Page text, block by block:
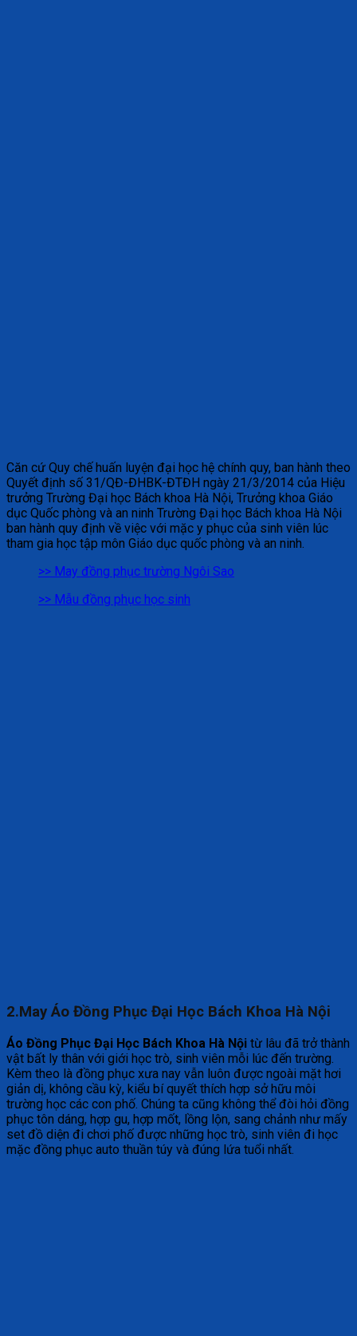
Căn cứ Quy chế huấn luyện đại học hệ chính quy, ban hành theo
Quyết định số 31/QĐ-ĐHBK-ĐTĐH ngày 21/3/2014 của Hiệu
trưởng Trường Đại học Bách khoa Hà Nội, Trưởng khoa Giáo
dục Quốc phòng và an ninh Trường Đại học Bách khoa Hà Nội
ban hành quy định về việc với mặc y phục của sinh viên lúc
tham gia học tập môn Giáo dục quốc phòng và an ninh.
>> May đồng phục trường Ngôi Sao
>> Mẫu đồng phục học sinh
2.May Áo Đồng Phục Đại Học Bách Khoa Hà Nội
Áo Đồng Phục Đại Học Bách Khoa Hà Nội từ lâu đã trở thành
vật bất ly thân với giới học trò, sinh viên mỗi lúc đến trường.
Kèm theo là đồng phục xưa nay vẫn luôn được ngoài mặt hơi
giản dị, không cầu kỳ, kiểu bí quyết thích hợp sở hữu môi
trường học các con phố. Chúng ta cũng không thể đòi hỏi đồng
phục tôn dáng, hợp gu, hợp mốt, lồng lộn, sang chảnh như mấy
set đồ diện đi chơi phố được những học trò, sinh viên đi học
mặc đồng phục auto thuần túy và đúng lứa tuổi nhất.